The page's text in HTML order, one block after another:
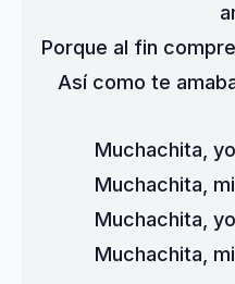
Porque al fin
Así como te
Muchachita,
Muchachita,
Muchachita,
Muchachita,